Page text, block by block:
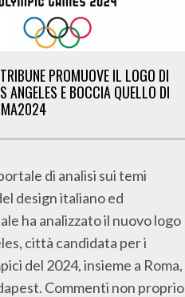
PROMUOVE IL LOGO DI
ANGELES E BOCCIA QUELLO DI
di analisi sui temi
design italiano ed
ha analizzato il nuovo logo
città candidata per i
del 2024, insieme a Roma,
Commenti non proprio